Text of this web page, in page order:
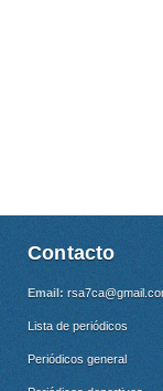
Contacto
Email:
Lista de periódicos
Periódicos general